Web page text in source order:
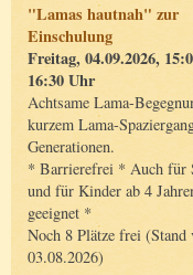
"Lamas hautnah" zur
Einschulung
Freitag, 04.09.2026,
16:30 Uhr
Achtsame Lama-
kurzem Lama-
Generationen.
* Barrierefrei * Auch für
und für Kinder ab 4
geeignet *
Noch 8 Plätze frei (Stand
03.08.2026)